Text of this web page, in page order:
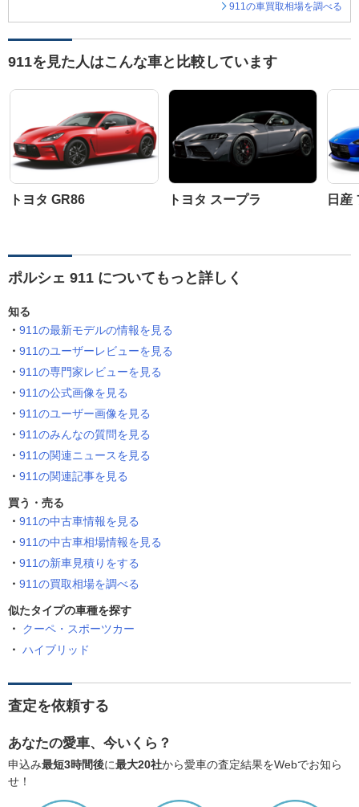
911の車買取相場を調べる
911を見た人はこんな車と比較しています
トヨタ GR86 トヨタ スープラ 日産
ポルシェ 911 についてもっと詳しく
知る
911の最新モデルの情報を見る
911のユーザーレビューを見る
911の専門家レビューを見る
911の公式画像を見る
911のユーザー画像を見る
911のみんなの質問を見る
911の関連ニュースを見る
911の関連記事を見る
買う・売る
911の中古車情報を見る
911の中古車相場情報を見る
911の新車見積りをする
911の買取相場を調べる
似たタイプの車種を探す
クーペ・スポーツカー
ハイブリッド
査定を依頼する
あなたの愛車、今いくら？
申込み最短3時間後に最大20社から愛車の査定結果をWebでお知ら
せ！